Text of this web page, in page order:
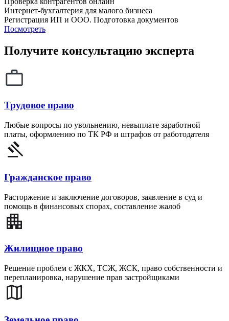
Интернет-бухгалтерия для малого бизнеса
Регистрация ИП и ООО. Подготовка документов
Посмотреть
Получите консультацию эксперта
Трудовое право
Любые вопросы по увольнению, невыплате заработной
платы, оформлению по ТК РФ и штрафов от работодателя
Гражданское право
Расторжение и заключение договоров, заявление в суд и
помощь в финансовых спорах, составление жалоб
Жилищное право
Решение проблем с ЖКХ, ТСЖ, ЖСК, право собственности и
перепланировка, нарушение прав застройщиками